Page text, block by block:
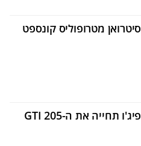
סיטרואן מטרופוליס קונספט
פיג'ו תחייה את ה-205 GTI